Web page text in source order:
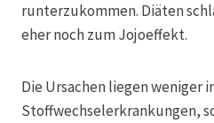
runterzukommen. Diäten
eher noch zum Jojoeffekt.
Die Ursachen liegen weniger
Stoffwechselerkrankungen,